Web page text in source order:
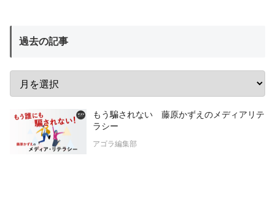
過去の記事
もう騙されない 藤原かずえのメディアリテ
ラシー
アゴラ編集部